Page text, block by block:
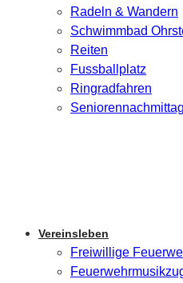
Radeln & Wandern
Schwimmbad
Reiten
Fussballplatz
Ringradfahren
Seniorennachmittag
Vereinsleben
Freiwillige